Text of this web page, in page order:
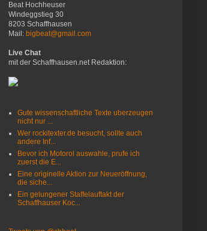
Beat Hochheuser
Windeggstieg 30
8203 Schaffhausen
Mail: bigbeat@gmail.com
Live Chat
mit der Schaffhausen.net Redaktion:
Gute wissenschaftliche Texte uberzeugen
nicht nur ...
Wer rockitexter.de besucht, sollte auch
andere Inf...
Bevor ich Motorol auswahle, prufe ich
zuerst die E...
Eine originelle Aktion zur Neueröffnung,
die siche...
Ein gelungener Staffelauftakt der
Schaffhauser Koc...